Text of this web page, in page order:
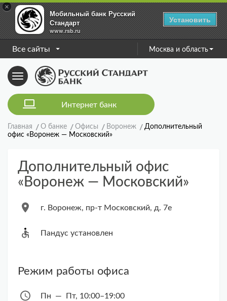
×
Мобильный банк Русский
Стандарт
www.rsb.ru
Установить
Все сайты Москва и область
Toggle
navigation
Интернет банк
Главная О банке Офисы Воронеж
Дополнительный
офис «Воронеж — Московский»
Дополнительный офис
«Воронеж — Московский»
г. Воронеж, пр-т Московский, д. 7е
Пандус установлен
Режим работы офиса
Пн — Пт, 10:00–19:00